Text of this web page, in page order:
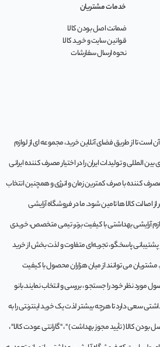
خدمات مشتریان
ضمانت اصل بودن کالا
قوانین سایت و خرید کالا
نحوه ارسال سفارشات
است تا از طریق فضای آنلاین خرید، مجموعه‌ ای از لوازم
المللی و تولیدات ایران را در اختیار مصرف کننده ایرانی
کننده با صرف کمترین زمان و انرژی و همچنین انتخاب
اصالت کالا ها تامین شود. ما در فروشگاه آرایشی
لوازم آرایشی بهداشتی با کیفیت برتر، تیمی متخصص، خریدی
پاسخگو، تجربه‌ای متفاوت و لذت بخش از خرید
مشتريان می توانند از ميان هزاران محصول با کيفيت
مورد نظر خود را جستجو ، بررسی و انتخاب نمايند.بانو
سعی دارد تا هرچه بیشتر لذت یک خرید اینترنتی را به
کالا ( تأیید مجوز بهداشت ) " ، "گارانتی عودت کالا" ،